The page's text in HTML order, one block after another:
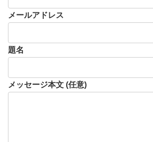
メールアドレス
題名
メッセージ本文 (任意)